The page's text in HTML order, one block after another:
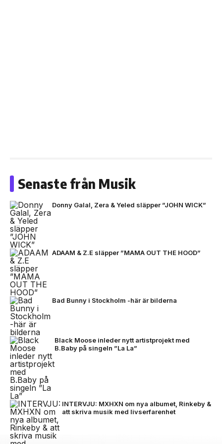
Senaste från Musik
Donny Galal, Zera & Yeled släpper ”JOHN WICK”
ADAAM & Z.E släpper ”MAMA OUT THE HOOD”
Bad Bunny i Stockholm -här är bilderna
Black Moose inleder nytt artistprojekt med
B.Baby på singeln ”La La”
INTERVJU: MXHXN om nya albumet, Rinkeby &
att skriva musik med livserfarenhet